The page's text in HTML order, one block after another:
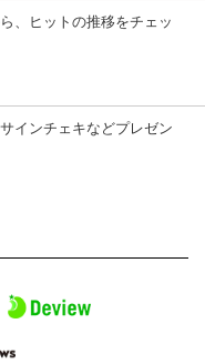
、ヒットの推移をチェッ
インチェキなどプレゼン